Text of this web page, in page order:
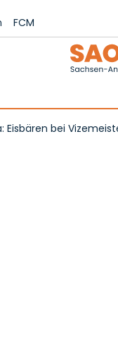
FCM
Eisbären bei